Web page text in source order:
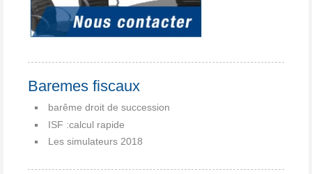
Baremes fiscaux
barême droit de succession
ISF :calcul rapide
Les simulateurs 2018